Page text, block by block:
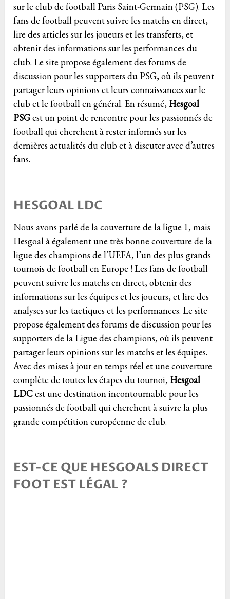
sur le club de football Paris Saint-Germain (PSG). Les
fans de football peuvent suivre les matchs en direct,
lire des articles sur les joueurs et les transferts, et
obtenir des informations sur les performances du
club. Le site propose également des forums de
discussion pour les supporters du PSG, où ils peuvent
partager leurs opinions et leurs connaissances sur le
club et le football en général. En résumé, Hesgoal
PSGest un point de rencontre pour les passionnés de
football qui cherchent à rester informés sur les
dernières actualités du club et à discuter avec d’autres
fans.
HESGOAL LDC
Nous avons parlé de la couverture de la ligue 1, mais
Hesgoal à également une très bonne couverture de la
ligue des champions de l’UEFA, l’un des plus grands
tournois de football en Europe ! Les fans de football
peuvent suivre les matchs en direct, obtenir des
informations sur les équipes et les joueurs, et lire des
analyses sur les tactiques et les performances. Le site
propose également des forums de discussion pour les
supporters de la Ligue des champions, où ils peuvent
partager leurs opinions sur les matchs et les équipes.
Avec des mises à jour en temps réel et une couverture
complète de toutes les étapes du tournoi, Hesgoal
LDCest une destination incontournable pour les
passionnés de football qui cherchent à suivre la plus
grande compétition européenne de club.
EST-CE QUE HESGOALS DIRECT
FOOT EST LÉGAL ?